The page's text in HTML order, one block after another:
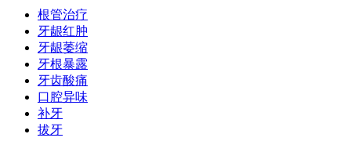
根管治疗
牙龈红肿
牙龈萎缩
牙根暴露
牙齿酸痛
口腔异味
补牙
拔牙